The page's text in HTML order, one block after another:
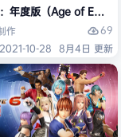
Reloaded
年度版（Age of
作
69
10-28 8月4日 更新